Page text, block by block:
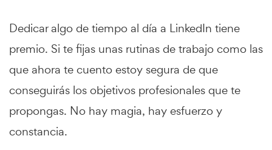
Dedicar algo de tiempo al día a LinkedIn tiene
premio. Si te fijas unas rutinas de trabajo como las
que ahora te cuento estoy segura de que
conseguirás los objetivos profesionales que te
propongas. No hay magia, hay esfuerzo y
constancia.